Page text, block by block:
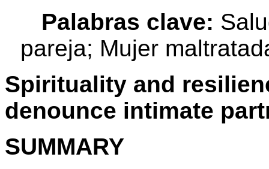
Palabras clave:
pareja; Mujer
Spirituality and
denounce intimate
SUMMARY